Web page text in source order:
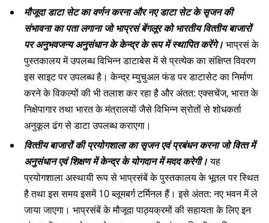
मौजूदा डाटा सेट का वर्णन करना और नए डाटा सेट के सृजन की
संभावना का पता लगाना जो भाप्रसं बेंगलूर को भारतीय वित्‍तीय बाजारों
पर अनुभवजन्‍य अनुसंधान के केन्‍द्र के रूप में स्‍थापित करेंगे। भाप्रसं के
पुस्‍तकालय में उपलब्‍ध विभिन्‍न डाटाबेस में से प्रत्‍येक का संक्षिप्‍त विवरण
इस साइट पर उपलब्‍ध है। केन्‍द्र म्‍युचुअल फंड पर डाटासेट का निर्माण
करने के विकल्‍पों की भी तलाश कर रहा है और अंतत: एक्‍सचेंज, भारत के
निक्षेपागार तथा भारत के मंत्रालयों जैसे विभिन्‍न स्रोतों से शोधकर्ता
अनुकूल ढंग से डाटा उपलब्‍ध कराएगा।
वित्‍तीय बाजारों की प्रयोगशाला का सृजन एवं प्रबंधन करना जो वित्‍त में
अनुसंधान एवं शिक्षण में केन्‍द्र के योगदान में मदद करेगी। यह
प्रयोगशाला अस्‍थायी रूप से भाप्रसंबें के पुस्‍तकालय के भूतल पर स्थित
है तथा इस समय इसमें 10 ब्‍लूमबर्ग टर्मिनल हैं। इसे अंतत: नए भवन में ले
जाया जाएगा। भाप्रसंबें के मौजूदा पाठ्यक्रमों की सहायता के लिए इन